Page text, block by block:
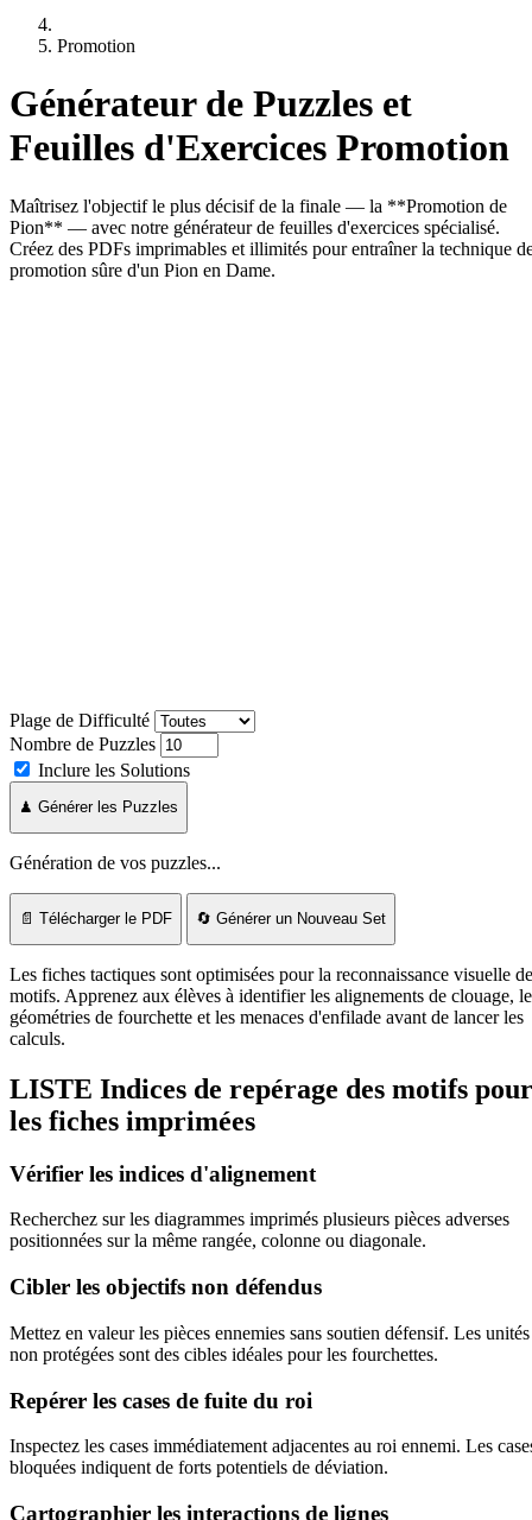
Promotion
Générateur de Puzzles et
Feuilles d'Exercices Promotion
Maîtrisez l'objectif le plus décisif de la finale — la **Promotion de
Pion** — avec notre générateur de feuilles d'exercices spécialisé.
Créez des PDFs imprimables et illimités pour entraîner la technique
promotion sûre d'un Pion en Dame.
Plage de Difficulté
Nombre de Puzzles
Inclure les Solutions
♟ Générer les Puzzles
Génération de vos puzzles...
📄 Télécharger le PDF 🔄 Générer un Nouveau Set
Les fiches tactiques sont optimisées pour la reconnaissance visuelle
motifs. Apprenez aux élèves à identifier les alignements de clouage,
géométries de fourchette et les menaces d'enfilade avant de lancer les
calculs.
LISTE Indices de repérage des motifs pour
les fiches imprimées
Vérifier les indices d'alignement
Recherchez sur les diagrammes imprimés plusieurs pièces adverses
positionnées sur la même rangée, colonne ou diagonale.
Cibler les objectifs non défendus
Mettez en valeur les pièces ennemies sans soutien défensif. Les unités
non protégées sont des cibles idéales pour les fourchettes.
Repérer les cases de fuite du roi
Inspectez les cases immédiatement adjacentes au roi ennemi. Les
bloquées indiquent de forts potentiels de déviation.
Cartographier les interactions de lignes